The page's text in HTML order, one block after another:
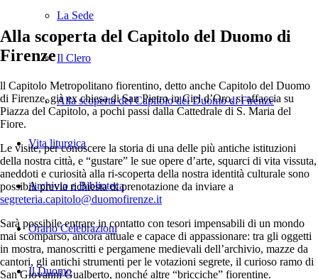
La Sede
Il Clero
Alla scoperta del Capitolo del Duomo di Firenze
Vita liturgica
Archivio e Biblioteca
Orario Celebrazioni
Il Duomo
Alla scoperta del Capitolo del Duomo di
Firenze
ll Capitolo Metropolitano fiorentino, detto anche Capitolo del Duomo
di Firenze, già ex chiesa di San Pietro in Ciel d’Oro, si affaccia su
Piazza del Capitolo, a pochi passi dalla Cattedrale di S. Maria del
Fiore.
Le visite, per conoscere la storia di una delle più antiche istituzioni
della nostra città, e “gustare” le sue opere d’arte, squarci di vita vissuta,
aneddoti e curiosità alla ri-scoperta della nostra identità culturale sono
possibili previa richiesta di prenotazione da inviare a
segreteria.capitolo@duomofirenze.it
Sarà possibile entrare in contatto con tesori impensabili di un mondo
mai scomparso, ancora attuale e capace di appassionare: tra gli oggetti
in mostra, manoscritti e pergamene medievali dell’archivio, mazze da
cantori, gli antichi strumenti per le votazioni segrete, il curioso ramo di
San Giovanni Gualberto, nonché altre “bricciche” fiorentine.